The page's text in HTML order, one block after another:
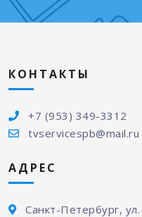
КОНТАКТЫ
+7 (953) 349-3312
tvservicespb@mail.ru
АДРЕС
Санкт-Петербург,